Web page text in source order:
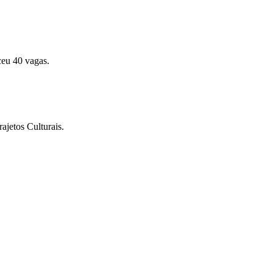
40 vagas.
Culturais.